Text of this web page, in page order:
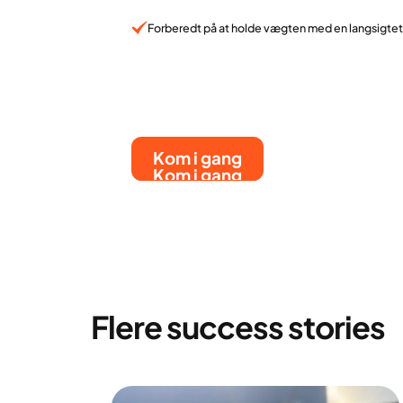
Forberedt på at holde vægten med en
Kom i gang
Kom i gang
Flere success stories